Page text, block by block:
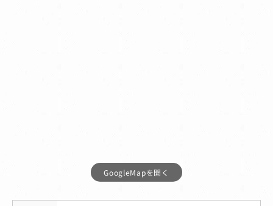
GoogleMapを開く